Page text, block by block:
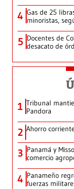
4 Gas de 25
minoristas,
5 Docentes de
desacato de
1 Tribunal
Pandora
2 Ahorro
3 Panamá y
comercio
4 Panameño
fuerzas